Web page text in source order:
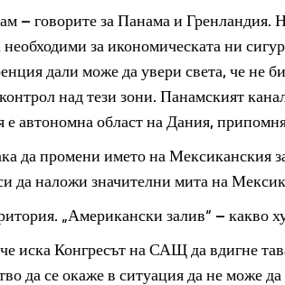
– говорите за Панама и Гренландия.
необходими за икономическата ни
дали може да увери света, че не
над тези зони. Панамският
е автономна област на Дания,
да промени името на Мексиканския
да наложи значителни мита на
„Американски залив“ – какво
иска Конгресът на САЩ да вдигне
да се окаже в ситуация да не може